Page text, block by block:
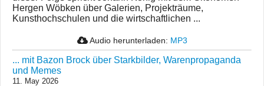
Hergen Wöbken über Galerien, Projekträume,
Kunsthochschulen und die wirtschaftlichen ...
Audio herunterladen: MP3
... mit Bazon Brock über Starkbilder, Warenpropaganda
und Memes
11. May 2026